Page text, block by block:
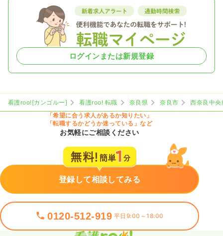
ログインまたは新規登録
看護roo![カンゴルー] 看護roo! 転職 奈良県 奈良市
西奈良中央
「希望に合う求人があるか知りたい」
「転職するかどうか迷っている」など
お気軽にご相談ください
登録して相談してみる
0120-512-919 平日9:00～18:00